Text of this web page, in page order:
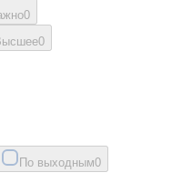
0
0
По выходным0